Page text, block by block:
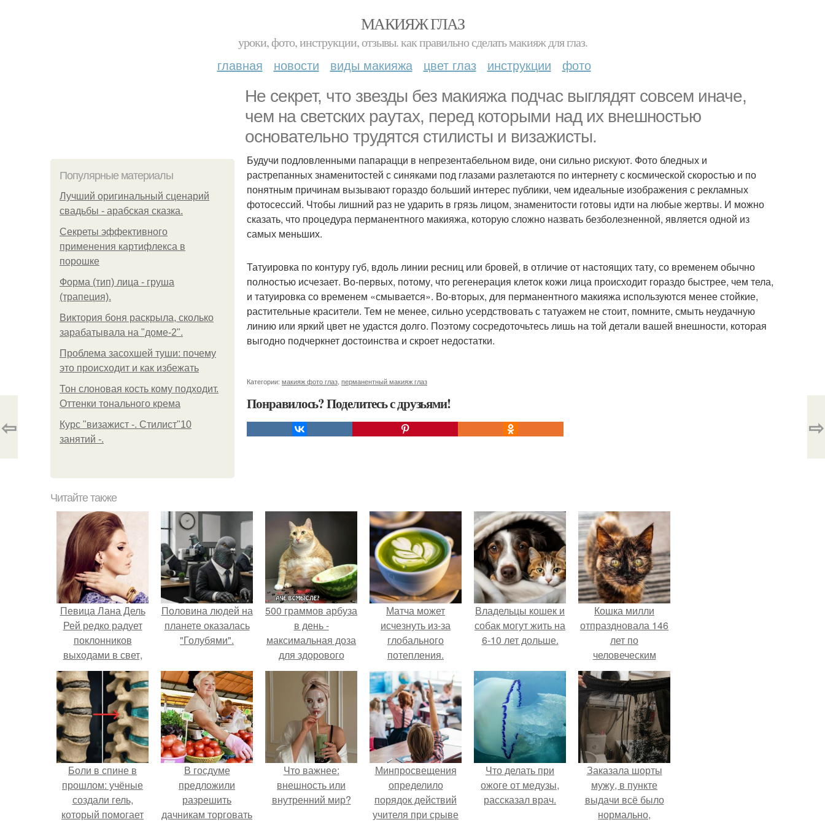
МАКИЯЖ ГЛАЗ
уроки, фото, инструкции, отзывы. как правильно сделать макияж для глаз.
главная новости виды макияжа цвет глаз инструкции фото
Не секрет, что звезды без макияжа подчас выглядят совсем иначе,
чем на светских раутах, перед которыми над их внешностью
основательно трудятся стилисты и визажисты.
Популярные материалы
Лучший оригинальный сценарий
свадьбы - арабская сказка.
Секреты эффективного
применения картифлекса в
порошке
Форма (тип) лица - груша
(трапеция).
Виктория боня раскрыла, сколько
зарабатывала на "доме-2".
Проблема засохшей туши: почему
это происходит и как избежать
Тон слоновая кость кому подходит.
Оттенки тонального крема
Курс "визажист -. Стилист"10
занятий -.
Будучи подловленными папарацци в непрезентабельном виде, они сильно рискуют. Фото бледных и
растрепанных знаменитостей с синяками под глазами разлетаются по интернету с космической скоростью и по
понятным причинам вызывают гораздо больший интерес публики, чем идеальные изображения с рекламных
фотосессий. Чтобы лишний раз не ударить в грязь лицом, знаменитости готовы идти на любые жертвы. И можно
сказать, что процедура перманентного макияжа, которую сложно назвать безболезненной, является одной из
самых меньших.
Татуировка по контуру губ, вдоль линии ресниц или бровей, в отличие от настоящих тату, со временем обычно
полностью исчезает. Во-первых, потому, что регенерация клеток кожи лица происходит гораздо быстрее, чем тела,
и татуировка со временем «смывается». Во-вторых, для перманентного макияжа используются менее стойкие,
растительные красители. Тем не менее, сильно усердствовать с татуажем не стоит, помните, смыть неудачную
линию или яркий цвет не удастся долго. Поэтому сосредоточьтесь лишь на той детали вашей внешности, которая
выгодно подчеркнет достоинства и скроет недостатки.
Категории: макияж фото глаз перманентный макияж глаз
Понравилось? Поделитесь с друзьями!
⇦ ⇨
Читайте также
Певица Лана Дель
Рей редко радует
поклонников
выходами в свет,
почти не
экспериментирует с
макияжем и
образами (алая
помада и стрелки в
стиле пятидесятых
— не в счет) , да и
кардинально
менять прическу
явно не
собирается.
Половина людей на
планете оказалась
"Голубями".
500 граммов арбуза
в день -
максимальная доза
для здорового
взрослого,
предупредили
врачи.
Матча может
исчезнуть из-за
глобального
потепления.
Владельцы кошек и
собак могут жить на
6-10 лет дольше.
Кошка милли
отпраздновала 146
лет по
человеческим
Меркам и
претендует на
звание самой
старой в мире.
Боли в спине в
прошлом: учёные
создали гель,
который помогает
В госдуме
предложили
разрешить
дачникам торговать
Что важнее:
внешность или
внутренний мир?
Минпросвещения
определило
порядок действий
учителя при срыве
Что делать при
ожоге от медузы,
рассказал врач.
Заказала шорты
мужу, в пункте
выдачи всё было
нормально,